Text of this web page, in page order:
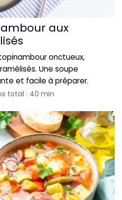
aux
onctueux,
Une soupe
et facile à préparer.
total : 40 min